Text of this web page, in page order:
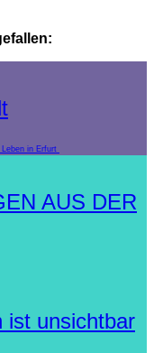
in Erfurt
AUS DER
ist unsichtbar